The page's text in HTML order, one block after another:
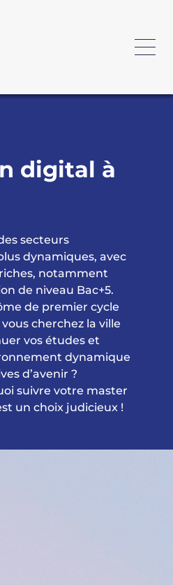
digital à
secteurs
dynamiques, avec
notamment
de niveau Bac+5.
de premier cycle
cherchez la ville
vos études et
dynamique
d’avenir ?
suivre votre master
un choix judicieux !